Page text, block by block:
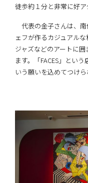
徒歩約１分と非常に好ア
代表の金子さんは、
ェフが作るカジュアル
ジャズなどのアートに
ます。「FACES」とい
いう願いを込めてつけら